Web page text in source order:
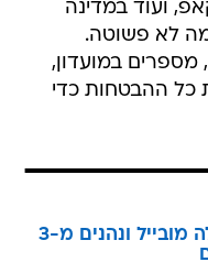
ועוד במדינה
לא פשוטה.
במועדון,
כל ההבטחות כדי
עוברים עכשיו לוואלה מובייל ונהנים מ-3